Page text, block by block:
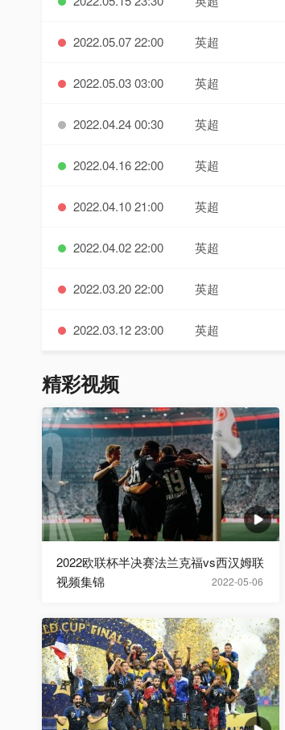
2022.05.07 22:00 英超
2022.05.03 03:00 英超
2022.04.24 00:30 英超
2022.04.16 22:00 英超
2022.04.10 21:00 英超
2022.04.02 22:00 英超
2022.03.20 22:00 英超
2022.03.12 23:00 英超
精彩视频
2022-05-06
2022欧联杯半决赛法兰克福vs西汉姆联
视频集锦